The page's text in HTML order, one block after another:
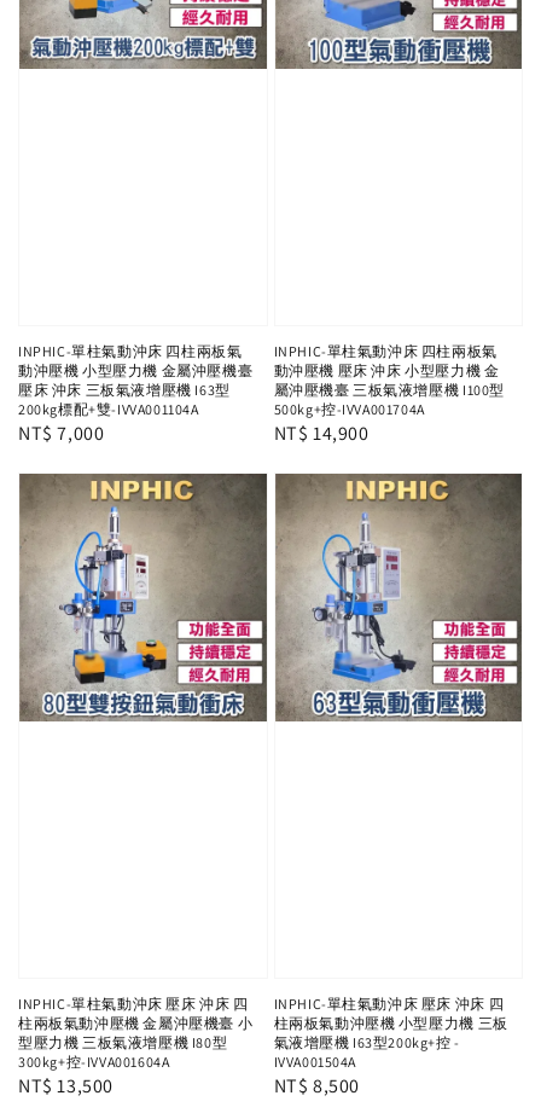
INPHIC-單柱氣動沖床 四柱兩板氣
動沖壓機 小型壓力機 金屬沖壓機臺
壓床 沖床 三板氣液增壓機 I63型
200kg標配+雙-IVVA001104A
Regular
NT$ 7,000
INPHIC-單柱氣動沖床 四柱兩板氣
動沖壓機 壓床 沖床 小型壓力機 金
屬沖壓機臺 三板氣液增壓機 I100型
500kg+控-IVVA001704A
Regular
NT$ 14,900
INPHIC-單柱氣動沖床 壓床 沖床 四
柱兩板氣動沖壓機 金屬沖壓機臺 小
型壓力機 三板氣液增壓機 I80型
300kg+控-IVVA001604A
Regular
NT$ 13,500
INPHIC-單柱氣動沖床 壓床 沖床 四
柱兩板氣動沖壓機 小型壓力機 三板
氣液增壓機 I63型200kg+控 -
IVVA001504A
Regular
NT$ 8,500